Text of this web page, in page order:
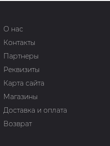
О нас
Контакты
Партнеры
Реквизиты
Карта сайта
Магазины
Доставка и оплата
Возврат